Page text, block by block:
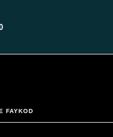
FAYKOD